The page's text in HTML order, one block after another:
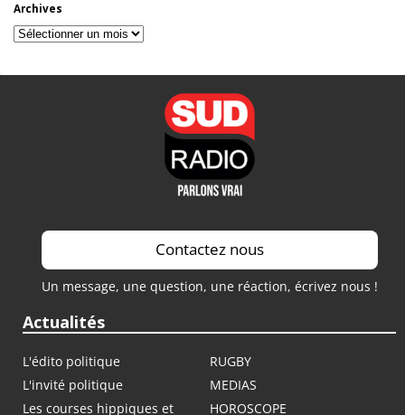
Archives
Archives
Contactez nous
Un message, une question, une réaction, écrivez nous !
Actualités
L'édito politique
RUGBY
L'invité politique
MEDIAS
Les courses hippiques et
HOROSCOPE